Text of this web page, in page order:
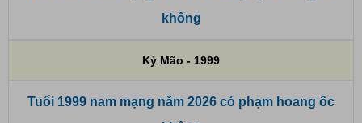
không
Kỷ Mão - 1999
Tuổi 1999 nam mạng năm 2026 có phạm hoang ốc